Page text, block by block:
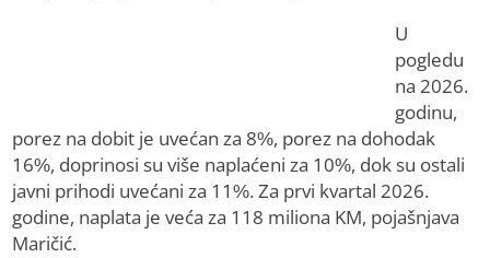
U
pogledu
na 2026.
godinu,
porez na dobit je uvećan za 8%, porez na dohodak
16%, doprinosi su više naplaćeni za 10%, dok su ostali
javni prihodi uvećani za 11%. Za prvi kvartal 2026.
godine, naplata je veća za 118 miliona KM, pojašnjava
Maričić.